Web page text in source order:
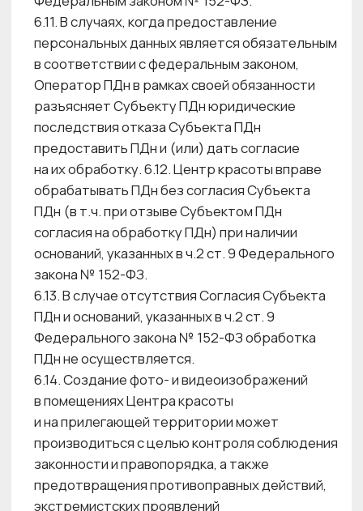
8.3.2. В случае решения Субъекта ПДн
об Отзыве Согласия на обработку его ПДн,
Оператору направляется соответствующее
заявление, содержащее ПДн Субъекта ПДн,
данные документа удостоверяющего
личность и подпись Субъекта ПДн. В случае
если Субъект ПДн не указал в отзыве в явном
виде ПДн и целей, для которых
осуществляется отзыв Согласия, Оператор
считает, что согласие отозвано для всех
типов ПДн и целей.
8.3.3. ПДн, неиспользуемые в операционной
деятельности Центра красоты, и цель
обработки которых не достигнута, могут быть
переведены на архивное хранение
с соблюдением всех необходимых
требований, предусмотренных Федеральным
законом № 125-ФЗ, Приказом Росархива № 236
и иными нормативными актами в сфере
организации хранения, комплектования, учета
Архивирование документов, содержащих ПДн,
осуществляется в установленном в порядке.
Обязательным условием архивирования ПДн
является обеспечение
их конфиденциальности и безопасности.
8.3.5. При осуществлении хранения
использует базы данных, находящиеся
на территории Российской Федерации,
в соответствии с ч. 5 ст. 18 Федерального
8.4. Субъект ПДн имеет право на получение
информации, касающейся обработки его